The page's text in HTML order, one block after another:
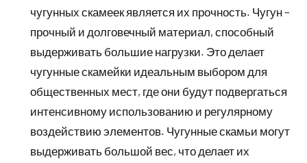
чугунных скамеек является их прочность. Чугун –
прочный и долговечный материал, способный
выдерживать большие нагрузки. Это делает
чугунные скамейки идеальным выбором для
общественных мест, где они будут подвергаться
интенсивному использованию и регулярному
воздействию элементов. Чугунные скамьи могут
выдерживать большой вес, что делает их